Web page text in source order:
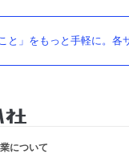
と」をもっと手軽に。各
について